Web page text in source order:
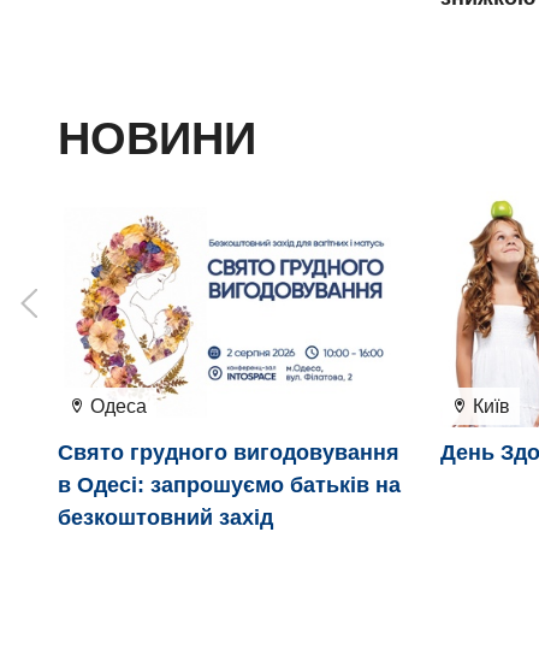
НОВИНИ
Одеса
Свято грудного вигодовування
в Одесі: запрошуємо батьків на
безкоштовний захід
Київ
День